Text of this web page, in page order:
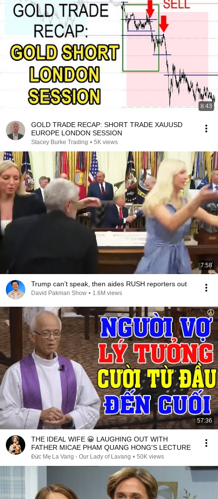
8:43
GOLD TRADE RECAP: SHORT TRADE XAUUSD
EUROPE LONDON SESSION
Stacey Burke Trading • 5K views
7:58
Trump can’t speak, then aides RUSH reporters out
David Pakman Show • 1.6M views
57:36
THE IDEAL WIFE 😀 LAUGHING OUT WITH
FATHER MICAE PHAM QUANG HONG'S LECTURE
Đức Mẹ La Vang - Our Lady of Lavang • 50K views